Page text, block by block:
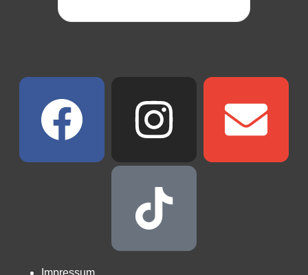
Impressum